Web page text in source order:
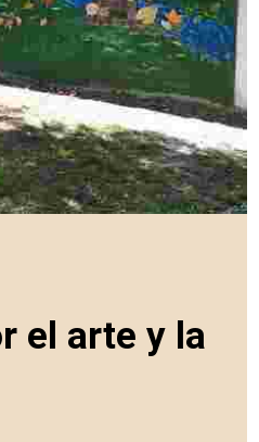
el arte y la